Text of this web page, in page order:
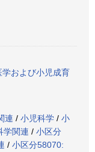
および小児成育
連 / 小児科学 / 小
学関連 / 小区分
/ 小区分58070: